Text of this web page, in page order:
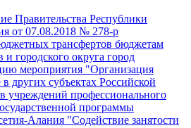
Правительства Республики
от 07.08.2018 № 278-р
трансфертов бюджетам
городского округа город
мероприятия "Организация
других субъектах Российской
учреждений профессионального
программы
Алания "Содействие занятости